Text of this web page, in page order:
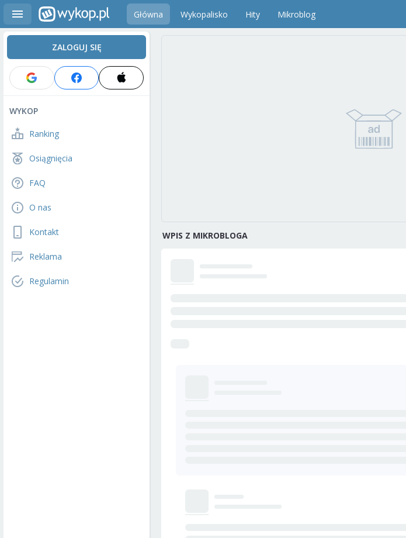
Główna Wykopalisko Hity Mikroblog
ZALOGUJ SIĘ
WYKOP
Ranking
Osiągnięcia
FAQ
O nas
Kontakt
Reklama
Regulamin
WPIS Z MIKROBLOGA